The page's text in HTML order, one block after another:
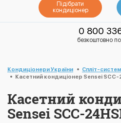
Підібрати
кондиціонер
0 800
безкоштовно по
Кондиціонери України Спліт-
Касетний кондиціонер Sensei SCC-
Касетний
Sensei SCC-